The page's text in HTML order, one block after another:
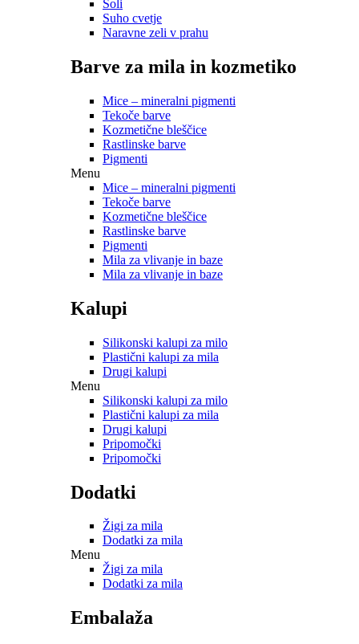
Soli
Suho cvetje
Naravne zeli v prahu
Barve za mila in kozmetiko
Mice – mineralni pigmenti
Tekoče barve
Kozmetične bleščice
Rastlinske barve
Pigmenti
Menu
Mice – mineralni pigmenti
Tekoče barve
Kozmetične bleščice
Rastlinske barve
Pigmenti
Mila za vlivanje in baze
Mila za vlivanje in baze
Kalupi
Silikonski kalupi za milo
Plastični kalupi za mila
Drugi kalupi
Menu
Silikonski kalupi za milo
Plastični kalupi za mila
Drugi kalupi
Pripomočki
Pripomočki
Dodatki
Žigi za mila
Dodatki za mila
Menu
Žigi za mila
Dodatki za mila
Embalaža